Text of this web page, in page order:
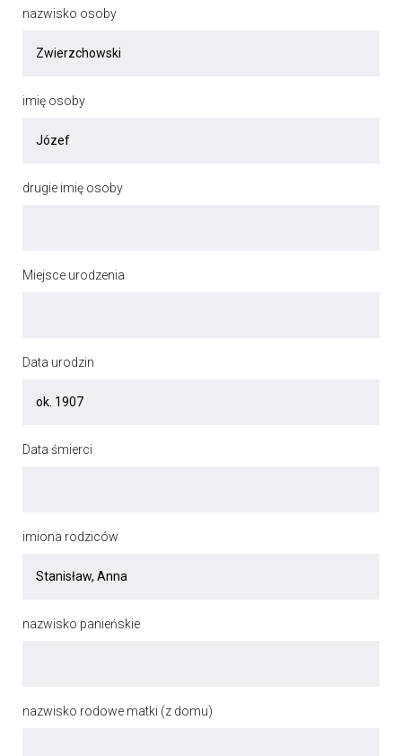
nazwisko osoby
imię osoby
drugie imię osoby
Miejsce urodzenia
Data urodzin
Data śmierci
imiona rodziców
nazwisko panieńskie
nazwisko rodowe matki (z domu)